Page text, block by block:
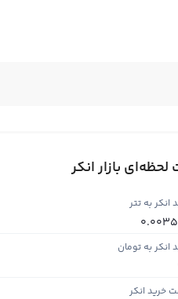
لحظه‌ای بازار انکر
به تتر
انکر به تومان
خرید انکر